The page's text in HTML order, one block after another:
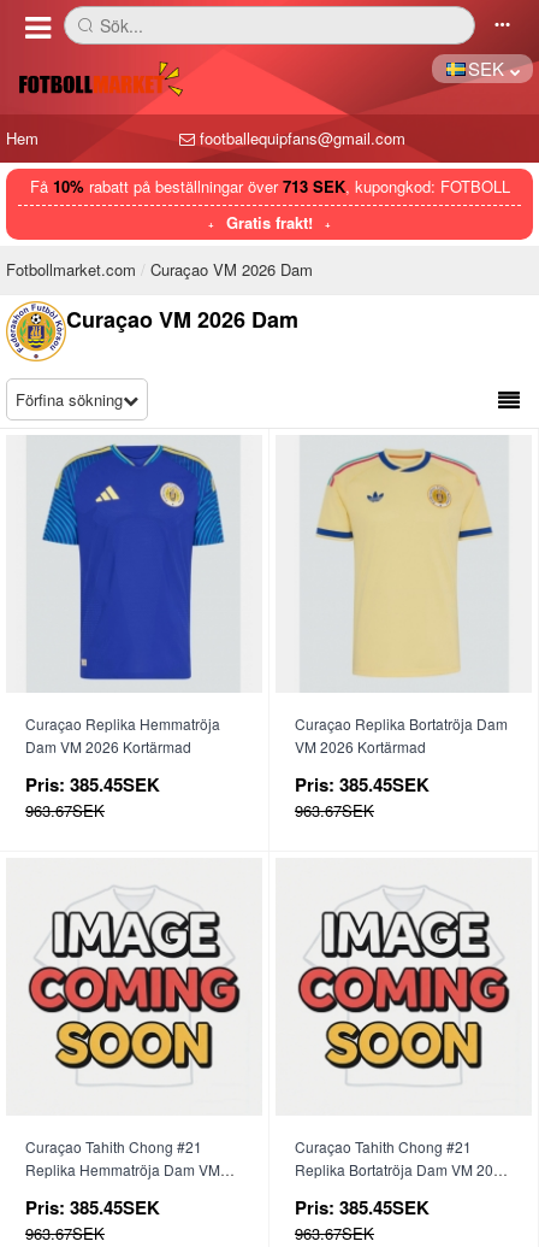
󰅼 Sök... 󰄒
SEK
Hem footballequipfans@gmail.com
Få 10%rabatt på beställningar över713 SEK, kupongkod: FOTBOLL
Gratis frakt!
Fotbollmarket.com Curaçao VM 2026 Dam
Curaçao VM 2026 Dam
Förfina sökning
Curaçao Replika Hemmatröja
Dam VM 2026 Kortärmad
Pris: 385.45SEK
963.67SEK
Curaçao Replika Bortatröja Dam
VM 2026 Kortärmad
Pris: 385.45SEK
963.67SEK
Curaçao Tahith Chong #21
Replika Hemmatröja Dam VM
Pris: 385.45SEK
963.67SEK
Curaçao Tahith Chong #21
Replika Bortatröja Dam VM 2026
Pris: 385.45SEK
963.67SEK